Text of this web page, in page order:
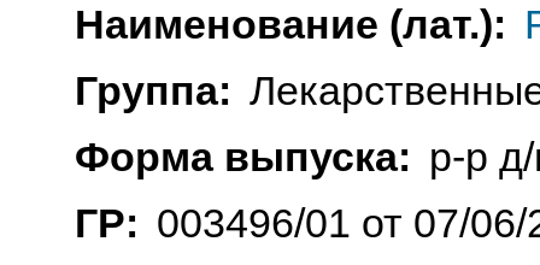
Наименование (лат.):
Группа:
Форма выпуска: р-р
ГР: 003496/01 от 07/